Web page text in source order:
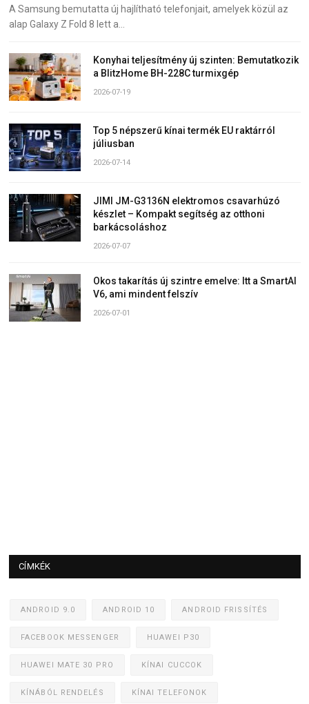
A Samsung bemutatta új hajlítható telefonjait, amelyek közül az
alap Galaxy Z Fold 8 lett a…
Konyhai teljesítmény új szinten: Bemutatkozik
a BlitzHome BH-228C turmixgép
2026-07-19
Top 5 népszerű kínai termék EU raktárról
júliusban
2026-07-14
JIMI JM-G3136N elektromos csavarhúzó
készlet – Kompakt segítség az otthoni
barkácsoláshoz
2026-07-07
Okos takarítás új szintre emelve: Itt a SmartAI
V6, ami mindent felszív
2026-07-01
CÍMKÉK
ANDROID 9.0 ANDROID 10 ANDROID FRISSÍTÉS
FACEBOOK MESSENGER HUAWEI P30
HUAWEI MATE 30 PRO KÍNAI CUCCOK
KÍNÁBÓL RENDELÉS KÍNAI TELEFONOK